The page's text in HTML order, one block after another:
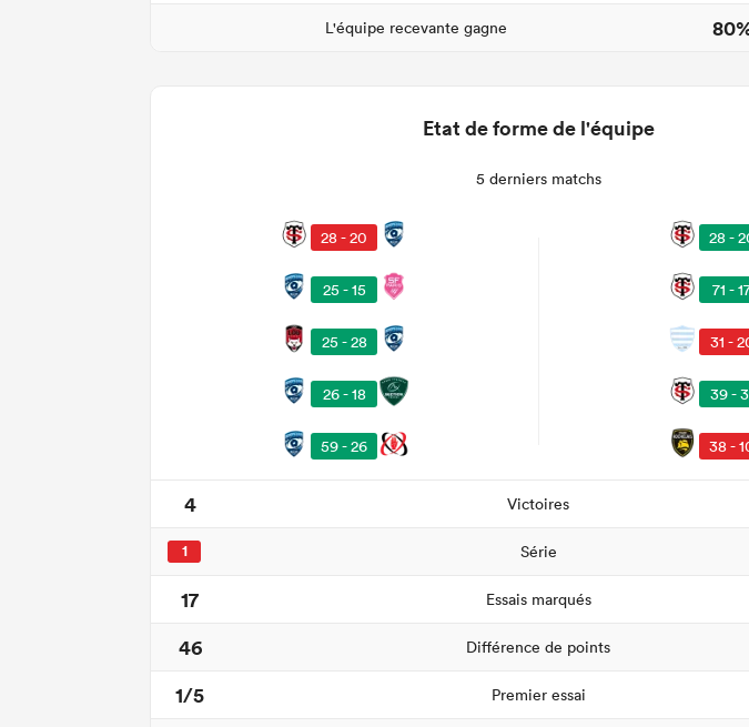
L'équipe recevante gagne
Etat de forme de l'équipe
5 derniers matchs
28 - 20
25 - 15
25 - 28
26 - 18
59 - 26
28 -
71 -
31 -
39 -
38 -
4 Victoires
1 Série
17 Essais marqués
46
Différence de points
1/5
Premier essai